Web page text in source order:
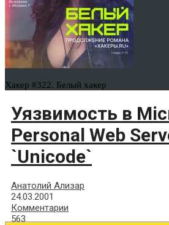
Хакер #322. Белый хакер
Уязвимость в
Personal Web
`Unicode`
Анатолий Ализар
24.03.2001
Комментарии
563